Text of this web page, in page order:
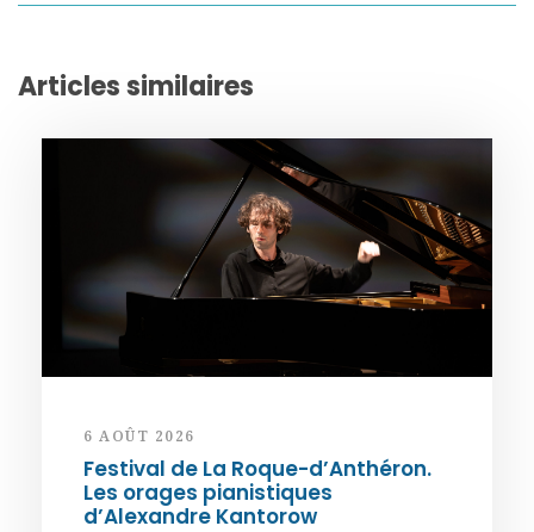
Articles similaires
6 AOÛT 2026
Festival de La Roque-d’Anthéron.
Les orages pianistiques
d’Alexandre Kantorow